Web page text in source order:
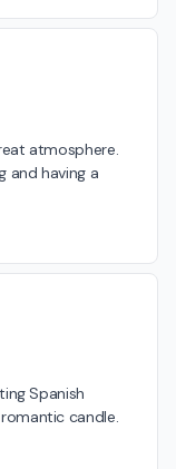
atmosphere.
and having a
Spanish
candle.